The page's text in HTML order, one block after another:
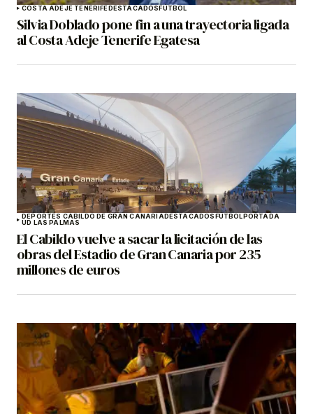
COSTA ADEJE TENERIFEDESTACADOSFÚTBOL
Silvia Doblado pone fin a una trayectoria ligada
al Costa Adeje Tenerife Egatesa
DEPORTES CABILDO DE GRAN CANARIADESTACADOSFÚTBOLPORTADA
UD LAS PALMAS
El Cabildo vuelve a sacar la licitación de las
obras del Estadio de Gran Canaria por 235
millones de euros